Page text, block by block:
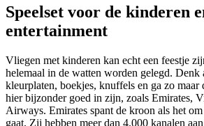
Speelset voor de kinderen
entertainment
Vliegen met kinderen kan echt een feestje
helemaal in de watten worden gelegd. Denk
kleurplaten, boekjes, knuffels en ga zo
hier bijzonder goed in zijn, zoals Emirates,
Airways. Emirates spant de kroon als het
gaat. Zij hebben meer dan 4.000 kanalen